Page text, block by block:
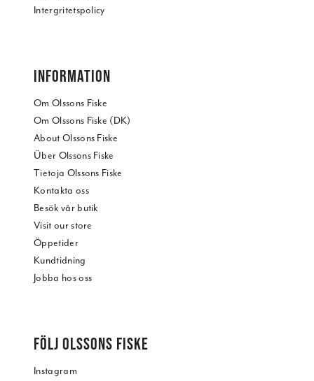
Intergritetspolicy
INFORMATION
Om Olssons Fiske
Om Olssons Fiske (DK)
About Olssons Fiske
Über Olssons Fiske
Tietoja Olssons Fiske
Kontakta oss
Besök vår butik
Visit our store
Öppetider
Kundtidning
Jobba hos oss
FÖLJ OLSSONS FISKE
Instagram